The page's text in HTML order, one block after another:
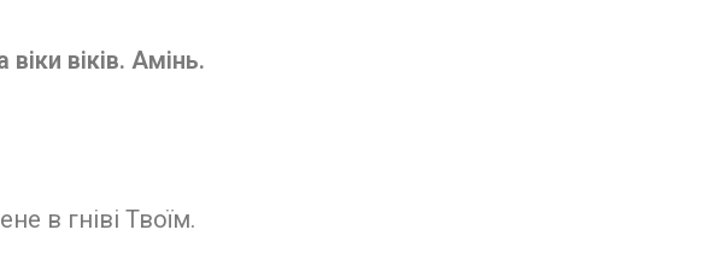
віків. Амінь.
в гніві Твоїм.